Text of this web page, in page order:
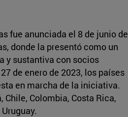
fue anunciada el 8 de junio de
donde la presentó como un
y sustantiva con socios
de enero de 2023, los países
en marcha de la iniciativa.
Chile, Colombia, Costa Rica,